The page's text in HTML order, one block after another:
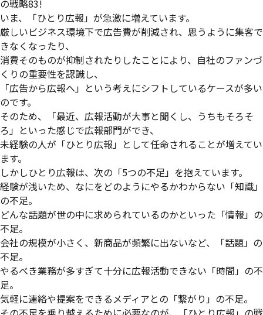
の戦略83!
いま、「ひとり広報」が急激に増えています。
厳しいビジネス環境下で広告費が削減され、思うように集客で
きなくなったり、
消費そのものが抑制されたりしたことにより、自社のファンづ
くりの重要性を認識し、
「広告から広報へ」という考えにシフトしているケースが多い
のです。
そのため、「最近、広報活動が大事と聞くし、うちもそろそ
ろ」といった感じで広報部門ができ、
未経験の人が「ひとり広報」として任命されることが増えてい
ます。
しかしひとり広報は、次の「5つの不足」を抱えています。
経験が浅いため、なにをどのようにやるかわからない「知識」
の不足。
どんな話題が世の中に求められているのかといった「情報」の
不足。
会社の規模が小さく、新商品が頻繁に出ないなど、「話題」の
不足。
やるべき業務が多すぎて十分に広報活動できない「時間」の不
足。
気軽に連絡や提案をできるメディアとの「繋がり」の不足。